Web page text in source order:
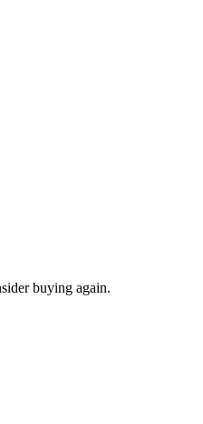
buying again.